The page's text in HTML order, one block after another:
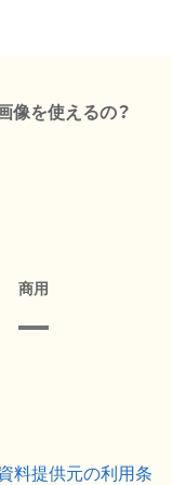
像を使えるの？
商用
料提供元の利用条